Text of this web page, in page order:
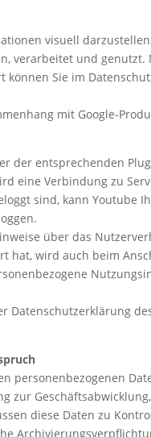
visuell
verarbeitet und
können Sie im
mit Google-
entsprechenden
eine Verbindung zu
sind, kann Youtube
über das
hat, wird auch beim
Datenschutzerklärung
personenbezogenen
zur
diese Daten zu